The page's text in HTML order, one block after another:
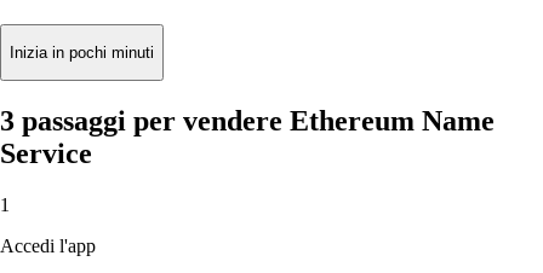
Inizia in pochi minuti
3 passaggi per vendere Ethereum Name
Service
1
Accedi l'app